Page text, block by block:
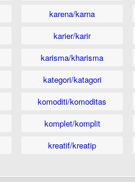
karena/karna
karier/karir
karisma/kharisma
kategori/katagori
komoditi/komoditas
komplet/komplit
kreatif/kreatip